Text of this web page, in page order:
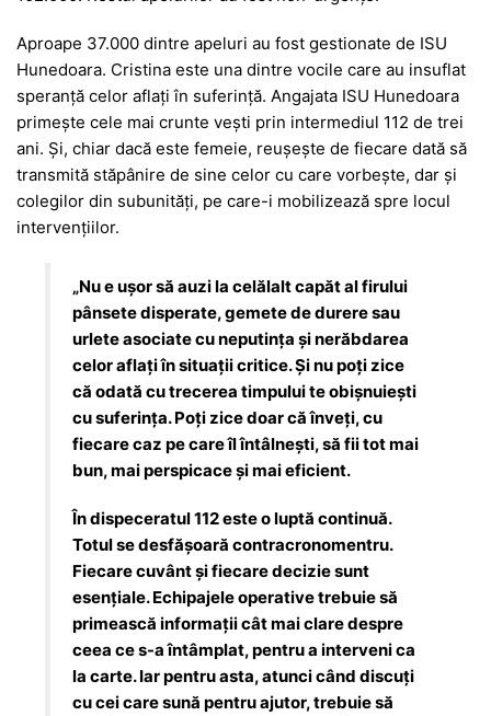
o
o
k
p
p
n
g
er
m g
e
z
ă
Aproape 37.000 dintre apeluri au fost gestionate de ISU
Hunedoara. Cristina este una dintre vocile care au insuflat
speranță celor aflați în suferință. Angajata ISU Hunedoara
primește cele mai crunte vești prin intermediul 112 de trei
ani. Și, chiar dacă este femeie, reușește de fiecare dată să
transmită stăpânire de sine celor cu care vorbește, dar și
colegilor din subunități, pe care-i mobilizează spre locul
intervențiilor.
„Nu e ușor să auzi la celălalt capăt al firului
pânsete disperate, gemete de durere sau
urlete asociate cu neputința și nerăbdarea
celor aflați în situații critice. Și nu poți zice
că odată cu trecerea timpului te obișnuiești
cu suferința. Poți zice doar că înveți, cu
fiecare caz pe care îl întâlnești, să fii tot mai
bun, mai perspicace și mai eficient.
În dispeceratul 112 este o luptă continuă.
Totul se desfășoară contracronomentru.
Fiecare cuvânt și fiecare decizie sunt
esențiale. Echipajele operative trebuie să
primească informații cât mai clare despre
ceea ce s-a întâmplat, pentru a interveni ca
la carte. Iar pentru asta, atunci când discuți
cu cei care sună pentru ajutor, trebuie să